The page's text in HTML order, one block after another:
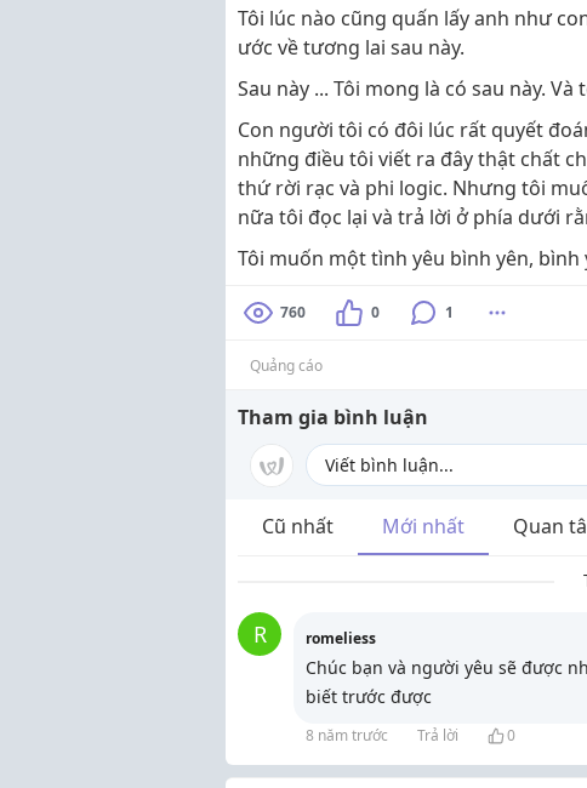
Tôi lúc nào cũng quấn lấy anh như
ước về tương lai sau này.
Sau này ... Tôi mong là có sau này. Và
Con người tôi có đôi lúc rất quyết
những điều tôi viết ra đây thật chất
thứ rời rạc và phi logic. Nhưng tôi
nữa tôi đọc lại và trả lời ở phía dưới
Tôi muốn một tình yêu bình yên,
760 0 1
Quảng cáo
Tham gia bình luận
Cũ nhất Mới nhất Quan
R romeliess
Chúc bạn và người yêu sẽ được
biết trước được
8 năm trước Trả lời 0